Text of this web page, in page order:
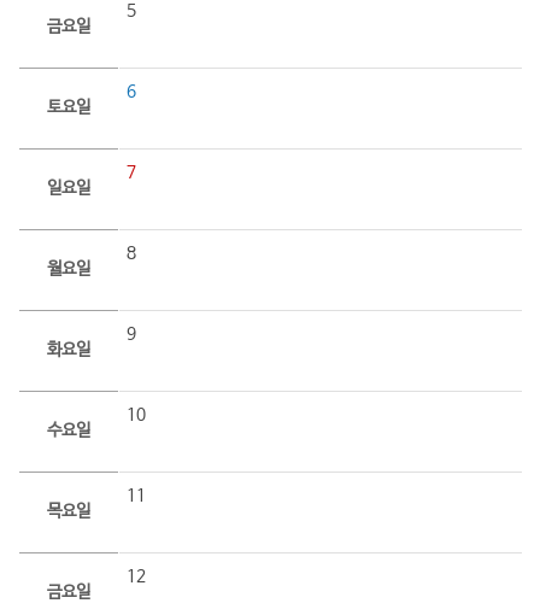
금요일
5
토요일
6
일요일
7
월요일
8
화요일
9
수요일
10
목요일
11
금요일
12